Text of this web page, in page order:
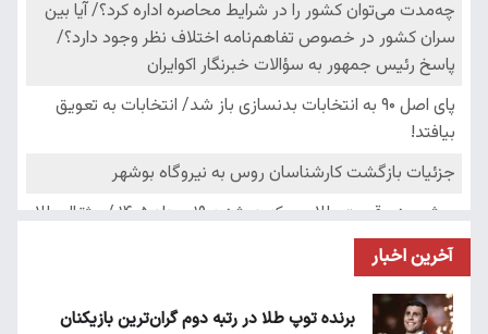
آخرین اخبار
برنده توپ طلا در رتبه دوم گران‌ترین بازیکنان